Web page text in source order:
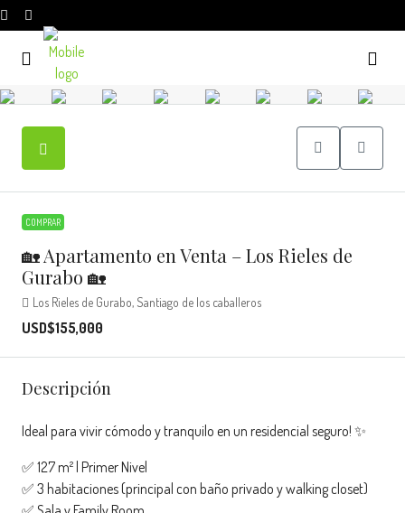
COMPRAR
🏡 Apartamento en Venta – Los Rieles de
Gurabo 🏡
Los Rieles de Gurabo, Santiago de los caballeros
USD$155,000
Descripción
Ideal para vivir cómodo y tranquilo en un residencial seguro! ✨
✅ 127 m² | Primer Nivel
✅ 3 habitaciones (principal con baño privado y walking closet)